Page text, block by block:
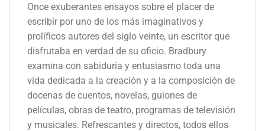
Once exuberantes ensayos sobre el placer de
escribir por uno de los más imaginativos y
prolíficos autores del siglo veinte, un escritor que
disfrutaba en verdad de su oficio. Bradbury
examina con sabiduría y entusiasmo toda una
vida dedicada a la creación y a la composición de
docenas de cuentos, novelas, guiones de
películas, obras de teatro, programas de televisión
y musicales. Refrescantes y directos, todos ellos